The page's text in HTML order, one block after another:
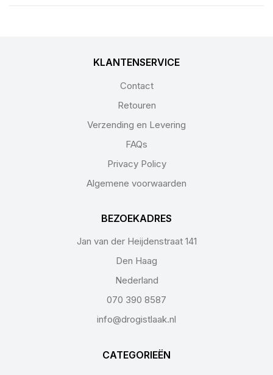
KLANTENSERVICE
Contact
Retouren
Verzending en Levering
FAQs
Privacy Policy
Algemene voorwaarden
BEZOEKADRES
Jan van der Heijdenstraat 141
Den Haag
Nederland
070 390 8587
info@drogistlaak.nl
CATEGORIEËN